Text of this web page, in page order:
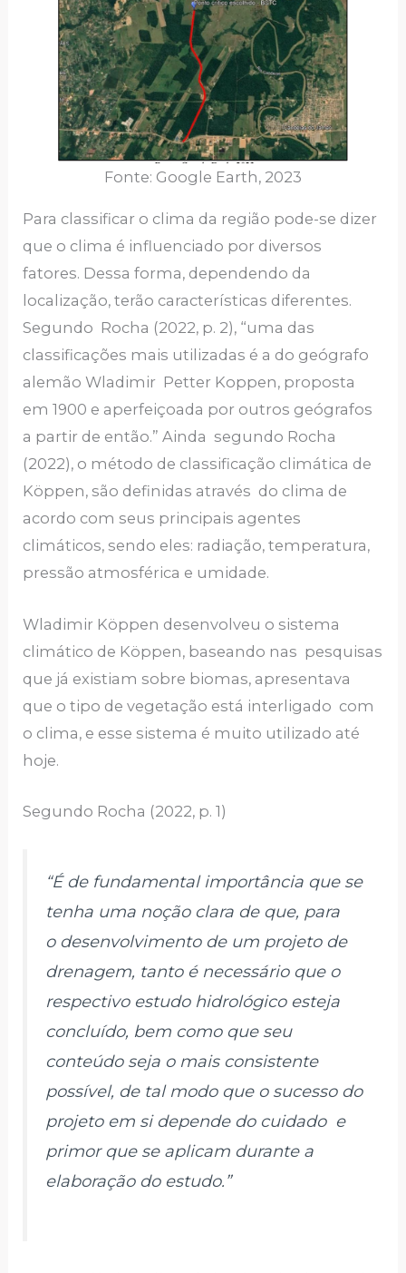
Fonte: Google Earth, 2023
Para classificar o clima da região pode-se dizer
que o clima é influenciado por diversos
fatores. Dessa forma, dependendo da
localização, terão características diferentes.
Segundo Rocha (2022, p. 2), “uma das
classificações mais utilizadas é a do geógrafo
alemão Wladimir Petter Koppen, proposta
em 1900 e aperfeiçoada por outros geógrafos
a partir de então.” Ainda segundo Rocha
(2022), o método de classificação climática de
Köppen, são definidas através do clima de
acordo com seus principais agentes
climáticos, sendo eles: radiação, temperatura,
pressão atmosférica e umidade.
Wladimir Köppen desenvolveu o sistema
climático de Köppen, baseando nas pesquisas
que já existiam sobre biomas, apresentava
que o tipo de vegetação está interligado com
o clima, e esse sistema é muito utilizado até
hoje.
Segundo Rocha (2022, p. 1)
“É de fundamental importância que se
tenha uma noção clara de que, para
o desenvolvimento de um projeto de
drenagem, tanto é necessário que o
respectivo estudo hidrológico esteja
concluído, bem como que seu
conteúdo seja o mais consistente
possível, de tal modo que o sucesso do
projeto em si depende do cuidado e
primor que se aplicam durante a
elaboração do estudo.”